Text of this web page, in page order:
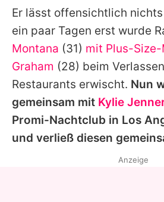
Redaktionelle
Impressum
Utiq verwalten
Er lässt offensichtlich
ein paar Tagen erst wurde
Montana (31) mit Plus-Size-
Graham (28) beim
Restaurants erwischt. Nun
gemeinsam mit Kylie
Promi-Nachtclub in Los
und verließ diesen
Anzeige